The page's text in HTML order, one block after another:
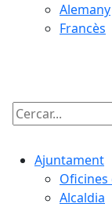
Alemany
Francès
Cercar:
Ajuntament
Oficines
Alcaldia